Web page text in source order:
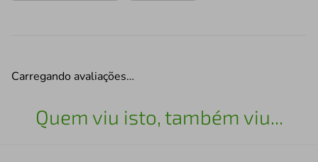
Carregando avaliações…
Quem viu isto, também viu...